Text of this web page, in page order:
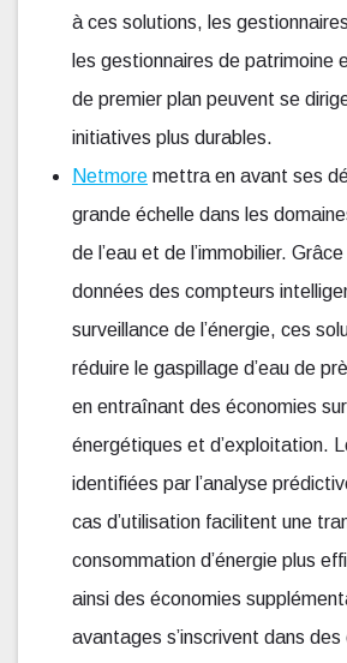
à ces solutions, les
les gestionnaires de patrimoine
de premier plan peuvent se
initiatives plus durables.
Netmore mettra en avant ses
grande échelle dans les
de l’eau et de l’immobilier.
données des compteurs
surveillance de l’énergie, ces
réduire le gaspillage d’eau de
en entraînant des économies
énergétiques et d’exploitation.
identifiées par l’analyse
cas d’utilisation facilitent une
consommation d’énergie plus
ainsi des économies
avantages s’inscrivent dans